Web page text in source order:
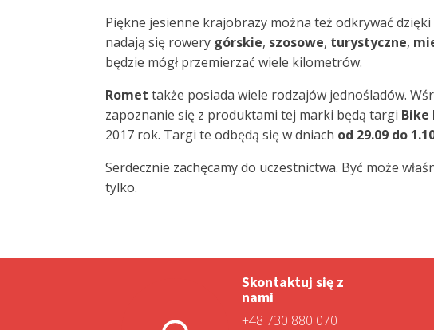
Piękne jesienne krajobrazy można też odkrywać
nadają się rowery górskie, szosowe, turystyczne,
będzie mógł przemierzać wiele kilometrów.
Romet także posiada wiele rodzajów jednośladów.
zapoznanie się z produktami tej marki będą targi Bike
2017 rok. Targi te odbędą się w dniach od 29.09 do
Serdecznie zachęcamy do uczestnictwa. Być może
tylko.
Skontaktuj się z
nami
+48 730 880 070